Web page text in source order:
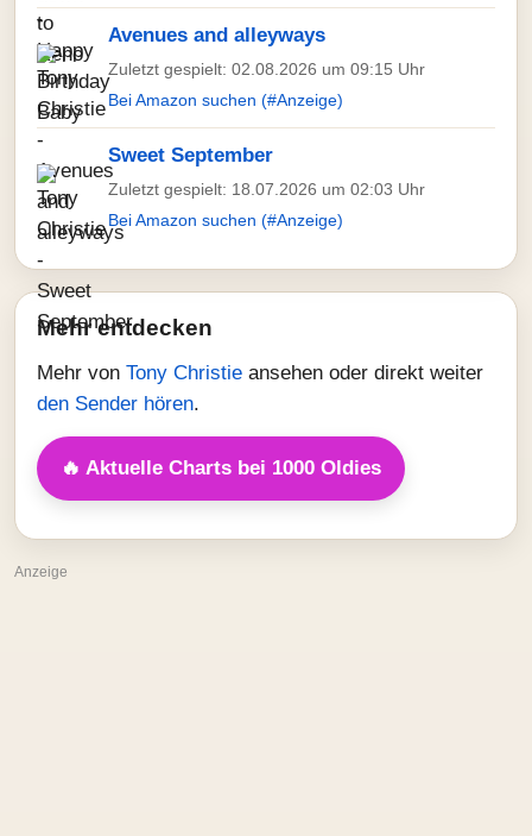
Avenues and alleyways
Zuletzt gespielt: 02.08.2026 um 09:15 Uhr
Bei Amazon suchen (#Anzeige)
Sweet September
Zuletzt gespielt: 18.07.2026 um 02:03 Uhr
Bei Amazon suchen (#Anzeige)
Mehr entdecken
Mehr von Tony Christie ansehen oder direkt weiter
den Sender hören.
🔥 Aktuelle Charts bei 1000 Oldies
Anzeige